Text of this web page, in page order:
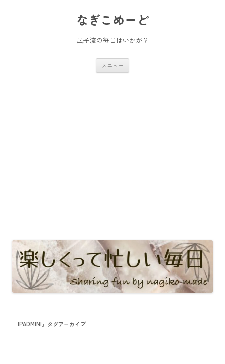
なぎこめーど
凪子流の毎日はいかが？
メニュー
「IPADMINI 」タグアーカイブ